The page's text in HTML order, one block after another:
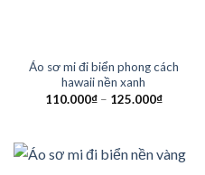
Áo sơ mi đi biển phong cách
hawaii nền xanh
110.000₫– 125.000₫